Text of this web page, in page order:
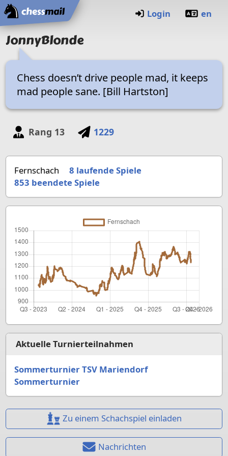
Startseite
Login en
JonnyBlonde
Chess doesn’t drive people mad, it keeps
mad people sane. [Bill Hartston]
Rang 13 1229
Fernschach
8 laufende Spiele
853 beendete Spiele
Aktuelle Turnierteilnahmen
Sommerturnier TSV Mariendorf
Sommerturnier
Zu einem Schachspiel einladen
Nachrichten